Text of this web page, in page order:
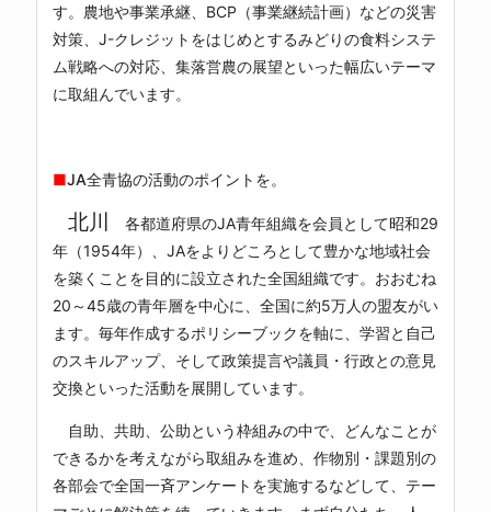
す。農地や事業承継、BCP（事業継続計画）などの災害
対策、J-クレジットをはじめとするみどりの食料システ
ム戦略への対応、集落営農の展望といった幅広いテーマ
に取組んでいます。
■JA全青協の活動のポイントを。
北川
各都道府県のJA青年組織を会員として昭和29
年（1954年）、JAをよりどころとして豊かな地域社会
を築くことを目的に設立された全国組織です。おおむね
20～45歳の青年層を中心に、全国に約5万人の盟友がい
ます。毎年作成するポリシーブックを軸に、学習と自己
のスキルアップ、そして政策提言や議員・行政との意見
交換といった活動を展開しています。
自助、共助、公助という枠組みの中で、どんなことが
できるかを考えながら取組みを進め、作物別・課題別の
各部会で全国一斉アンケートを実施するなどして、テー